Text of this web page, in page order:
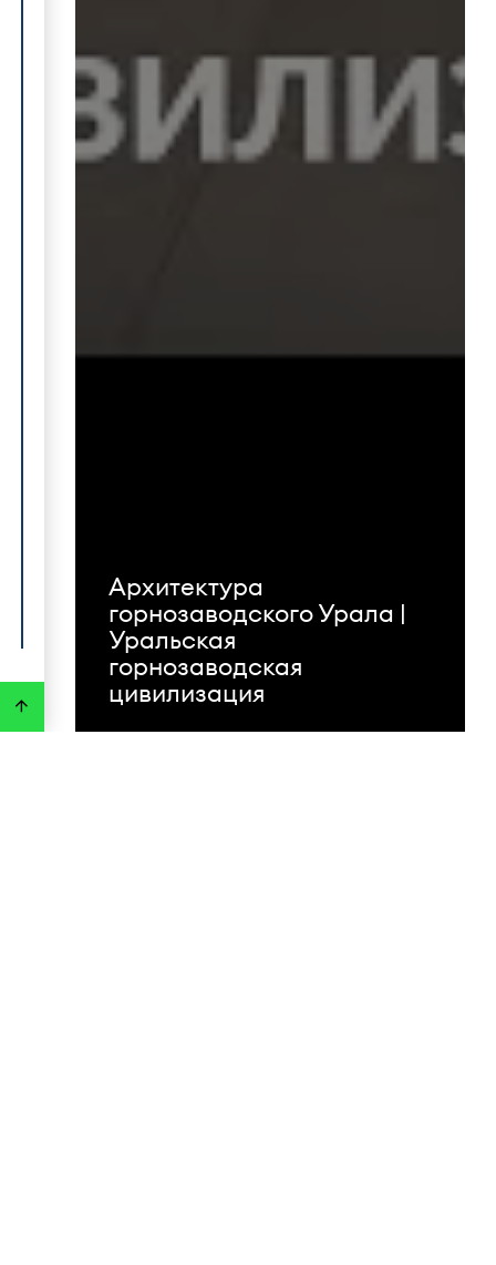
Архитектура
горнозаводского Урала |
Уральская
горнозаводская
цивилизация